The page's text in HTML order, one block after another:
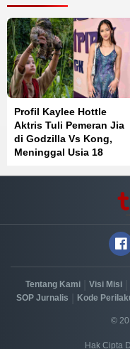
Profil Kaylee Hottle
Aktris Tuli Pemeran Jia
di Godzilla Vs Kong,
Meninggal Usia 18
Tentang Kami Visi Misi
SOP Jurnalis Kode
©
Hak Cipta